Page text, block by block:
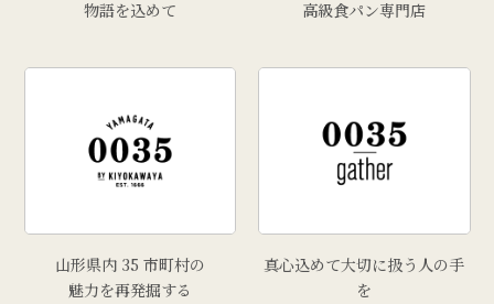
物語を込めて
高級食パン専門店
山形県内 35 市町村の
魅力を再発掘する
真心込めて大切に扱う人の手
を